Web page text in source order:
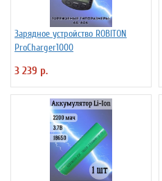
Зарядное устройство ROBITON
ProCharger1000
3 239 р.